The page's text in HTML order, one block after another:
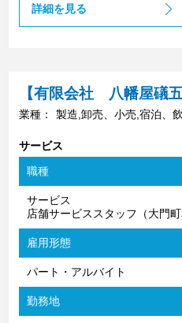
詳細を見る
【有限会社 八幡屋礒五
業種： 製造,卸売、小売,宿泊、
サービス
職種
サービス
店舗サービススタッフ（大門町
雇用形態
パート・アルバイト
勤務地